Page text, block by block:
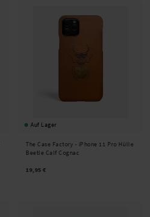
Auf Lager
The Case Factory - iPhone 11 Pro Hülle
Beetle Calf Cognac
19,95 €